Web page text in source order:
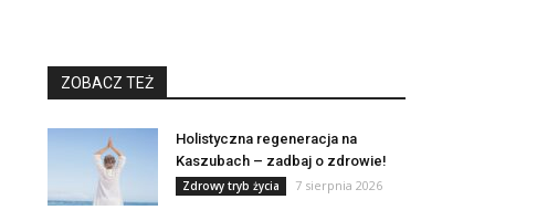
ZOBACZ TEŻ
Holistyczna regeneracja na
Kaszubach – zadbaj o zdrowie!
Zdrowy tryb życia 7 sierpnia 2026